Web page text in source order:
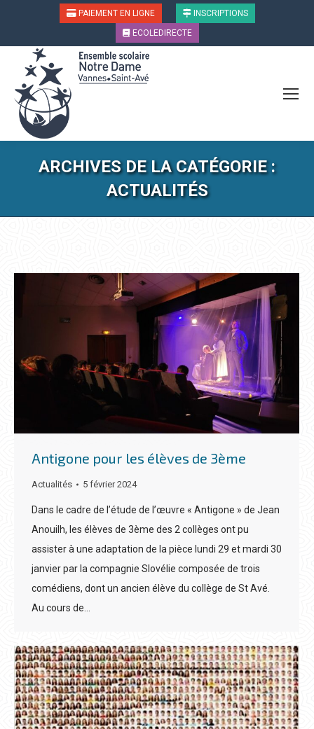
PAIEMENT EN LIGNE
INSCRIPTIONS
ECOLEDIRECTE
ARCHIVES DE LA CATÉGORIE :
ACTUALITÉS
Antigone pour les élèves de 3ème
Actualités 5 février 2024
Dans le cadre de l’étude de l’œuvre « Antigone » de Jean
Anouilh, les élèves de 3ème des 2 collèges ont pu
assister à une adaptation de la pièce lundi 29 et mardi 30
janvier par la compagnie Slovélie composée de trois
comédiens, dont un ancien élève du collège de St Avé.
Au cours de…